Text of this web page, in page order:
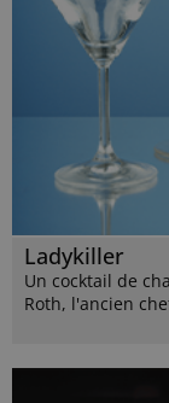
Ladykiller
Un cocktail de
Roth, l'ancien